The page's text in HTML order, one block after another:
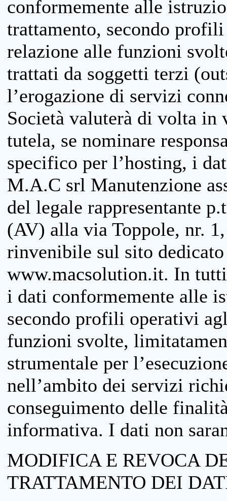
conformemente alle
trattamento, secondo
relazione alle funzioni
trattati da soggetti terzi
l’erogazione di servizi
Società valuterà di volta in
tutela, se nominare
specifico per l’hosting, i
M.A.C srl Manutenzione
del legale rappresentante
(AV) alla via Toppole, nr.
rinvenibile sul sito
www.macsolution.it. In
i dati conformemente alle
secondo profili operativi
funzioni svolte,
strumentale per
nell’ambito dei servizi
conseguimento delle
informativa. I dati non
MODIFICA E REVOCA
TRATTAMENTO DEI